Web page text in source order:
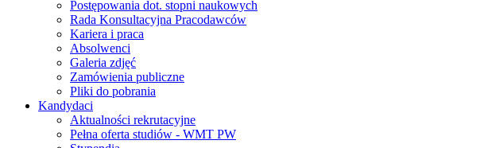
Postępowania dot. stopni naukowych
Rada Konsultacyjna Pracodawców
Kariera i praca
Absolwenci
Galeria zdjęć
Zamówienia publiczne
Pliki do pobrania
Kandydaci
Aktualności rekrutacyjne
Pełna oferta studiów - WMT PW